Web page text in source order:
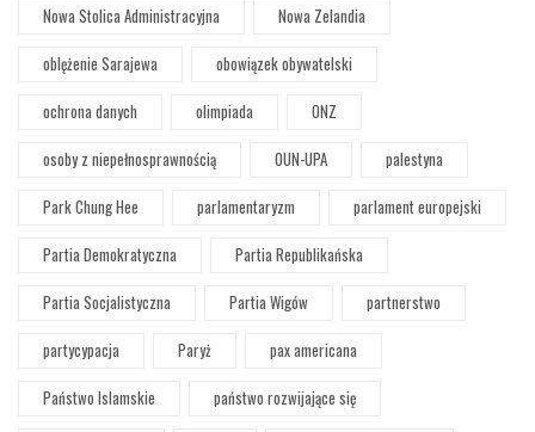
Nowa Stolica Administracyjna
Nowa Zelandia
oblężenie Sarajewa
obowiązek obywatelski
ochrona danych
olimpiada
ONZ
osoby z niepełnosprawnością
OUN-UPA
palestyna
Park Chung Hee
parlamentaryzm
parlament europejski
Partia Demokratyczna
Partia Republikańska
Partia Socjalistyczna
Partia Wigów
partnerstwo
partycypacja
Paryż
pax americana
Państwo Islamskie
państwo rozwijające się